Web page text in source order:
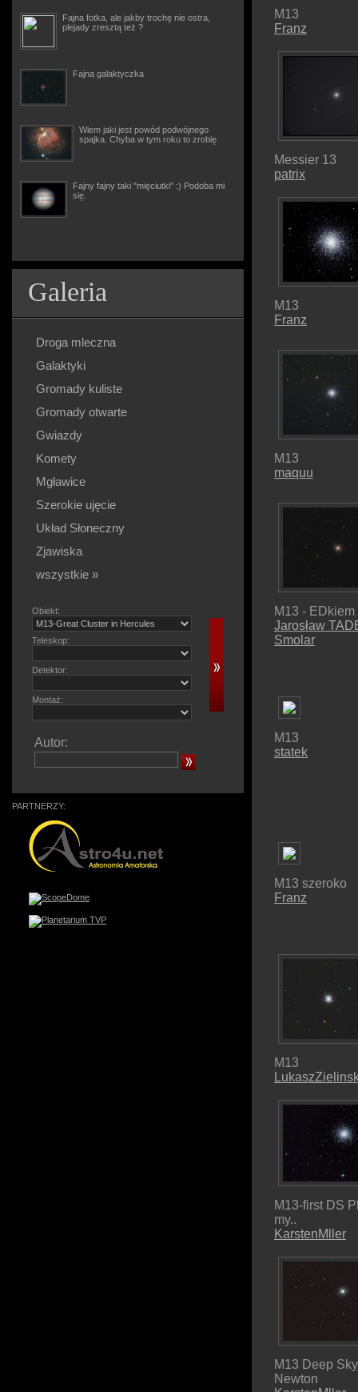
Fajna fotka, ale jakby trochę nie ostra,
plejady zresztą też ?
Fajna galaktyczka
Wiem jaki jest powód podwójnego
spajka. Chyba w tym roku to zrobię
Fajny fajny taki "mięciutki" :) Podoba mi
się.
Galeria
Droga mleczna
Galaktyki
Gromady kuliste
Gromady otwarte
Gwiazdy
Komety
Mgławice
Szerokie ujęcie
Układ Słoneczny
Zjawiska
wszystkie »
Obiekt:
Teleskop:
Detektor:
Montaż:
Autor:
PARTNERZY:
M13
Franz
Messier 13
patrix
M13
Franz
M13
maquu
M13 -
Jarosław
Smolar
M13
statek
M13 szeroko
Franz
M13
M13-first DS
my..
KarstenMller
M13 Deep
Newton